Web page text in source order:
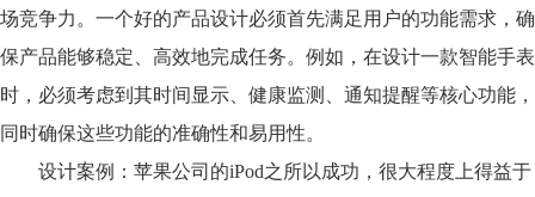
场竞争力。一个好的产品设计必须首先满足用户的功能需求，确
保产品能够稳定、高效地完成任务。例如，在设计一款智能手表
时，必须考虑到其时间显示、健康监测、通知提醒等核心功能，
同时确保这些功能的准确性和易用性。
设计案例：苹果公司的iPod之所以成功，很大程度上得益于